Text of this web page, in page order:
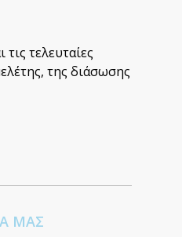
τελευταίες
της διάσωσης
ΜΑΣ